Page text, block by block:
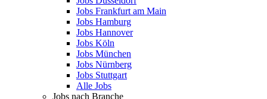
Jobs Frankfurt am Main
Jobs Hamburg
Jobs Hannover
Jobs Köln
Jobs München
Jobs Nürnberg
Jobs Stuttgart
Alle Jobs
Jobs nach Branche